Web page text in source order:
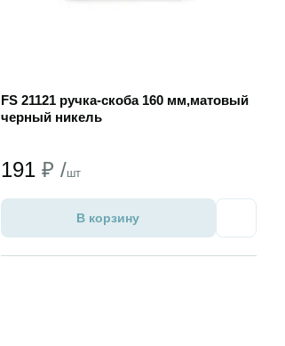
FS 21121 ручка-скоба 160 мм,матовый
черный никель
191 ₽ /шт
В корзину